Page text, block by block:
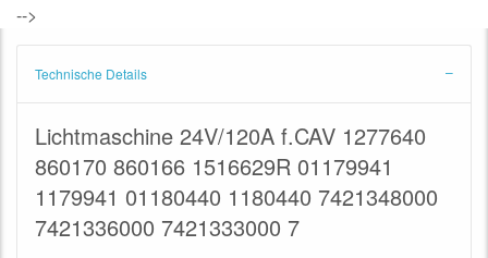
-->
Technische Details
Lichtmaschine 24V/120A f.CAV 1277640
860170 860166 1516629R 01179941
1179941 01180440 1180440 7421348000
7421336000 7421333000 7